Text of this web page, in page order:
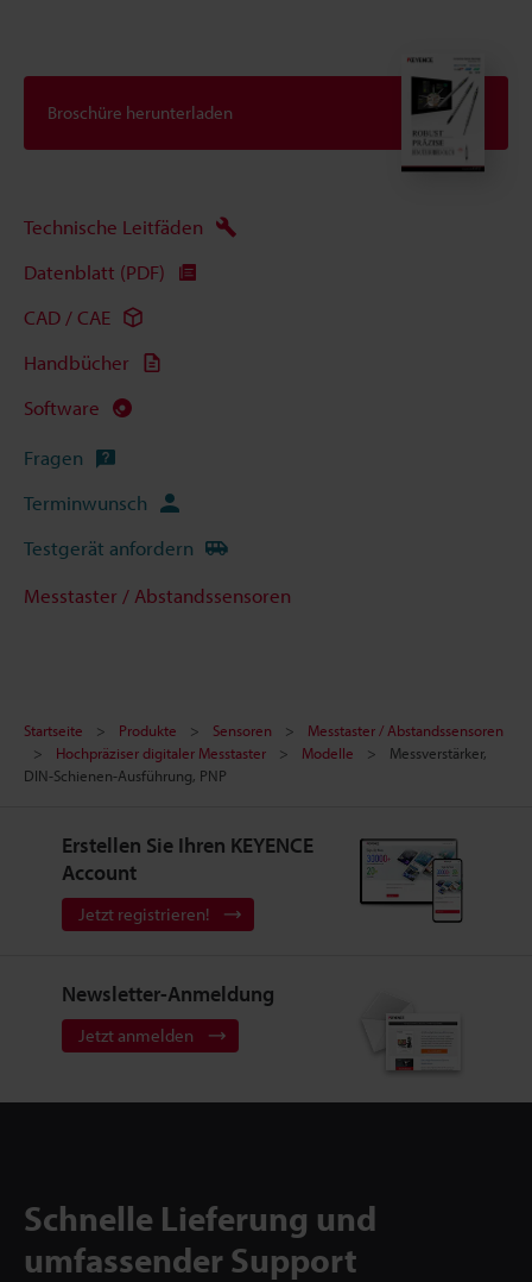
Broschüre herunterladen
Technische Leitfäden
Datenblatt (PDF)
CAD / CAE
Handbücher
Software
Fragen
Terminwunsch
Testgerät anfordern
Messtaster / Abstandssensoren
Startseite Produkte Sensoren
Messtaster / Abstandssensoren
Hochpräziser digitaler Messtaster
Modelle
Messverstärker,
DIN-Schienen-Ausführung, PNP
Erstellen Sie Ihren KEYENCE
Account
Jetzt registrieren!
Newsletter-Anmeldung
Jetzt anmelden
Schnelle Lieferung und
umfassender Support